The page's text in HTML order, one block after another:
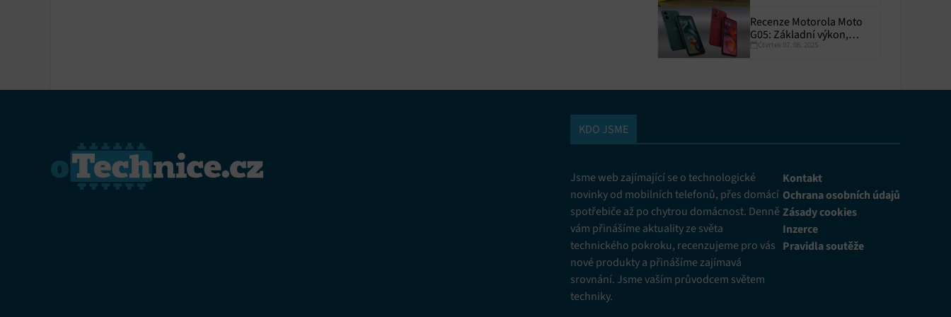
Recenze Motorola Moto
G05: Základní výkon,
skvělá výdrž
Čtvrtek 07. 08. 2025
KDO JSME
Jsme web zajímající se o technologické
novinky od mobilních telefonů, přes domácí
spotřebiče až po chytrou domácnost. Denně
vám přinášíme aktuality ze světa
technického pokroku, recenzujeme pro vás
nové produkty a přinášíme zajímavá
srovnání. Jsme vaším průvodcem světem
techniky.
Kontakt
Ochrana osobních údajů
Zásady cookies
Inzerce
Pravidla soutěže